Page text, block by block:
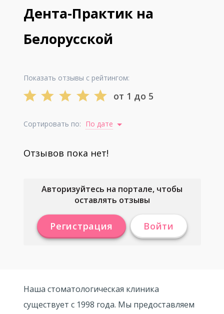
Дента-Практик на
Белорусской
Показать отзывы с рейтингом:
от 1 до 5
Сортировать по: По дате
Отзывов пока нет!
Авторизуйтесь на портале, чтобы
оставлять отзывы
Регистрация Войти
Наша стоматологическая клиника
существует с 1998 года. Мы предоставляем